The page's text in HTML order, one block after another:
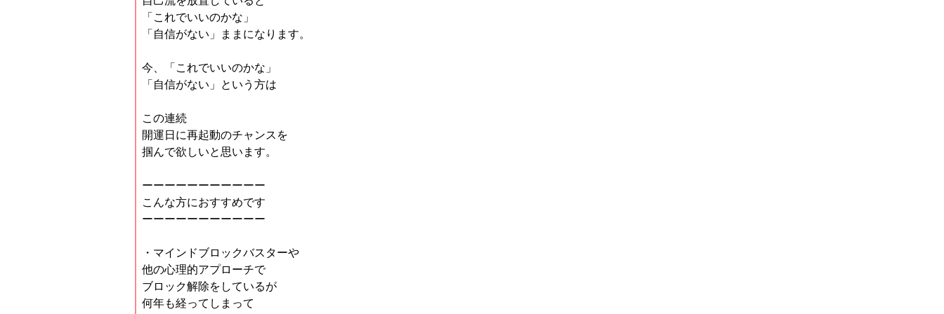
「これでいいのかな」
「自信がない」ままになります。
今、「これでいいのかな」
「自信がない」という方は
この連続
開運日に再起動のチャンスを
掴んで欲しいと思います。
ーーーーーーーーーーー
こんな方におすすめです
ーーーーーーーーーーー
・マインドブロックバスターや
他の心理的アプローチで
ブロック解除をしているが
何年も経ってしまって